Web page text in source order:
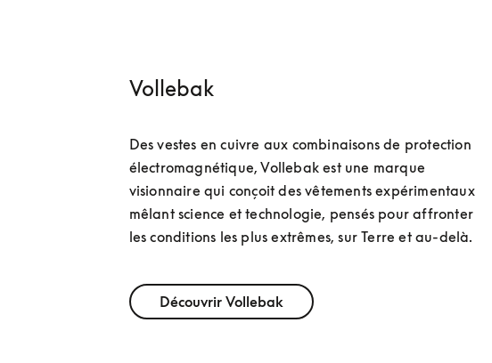
Vollebak
Des vestes en cuivre aux combinaisons de protection
électromagnétique, Vollebak est une marque
visionnaire qui conçoit des vêtements expérimentaux
mêlant science et technologie, pensés pour affronter
les conditions les plus extrêmes, sur Terre et au-delà.
Découvrir Vollebak